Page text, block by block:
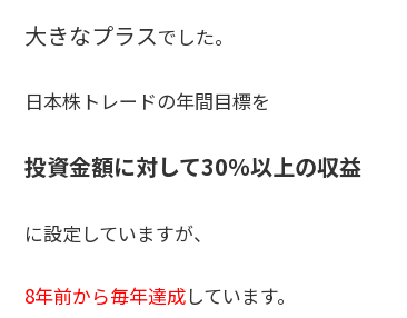
大きなプラスでした。
日本株トレードの年間目標を
投資金額に対して30％以上の収益
に設定していますが、
8年前から毎年達成しています。